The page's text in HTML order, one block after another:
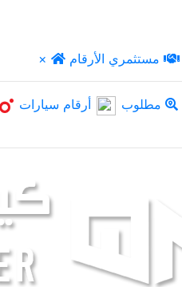
× مستثمري الأرقام
مطلوب أرقام سيارات